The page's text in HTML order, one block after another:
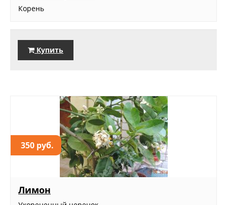
Корень
Купить
350 руб.
Лимон